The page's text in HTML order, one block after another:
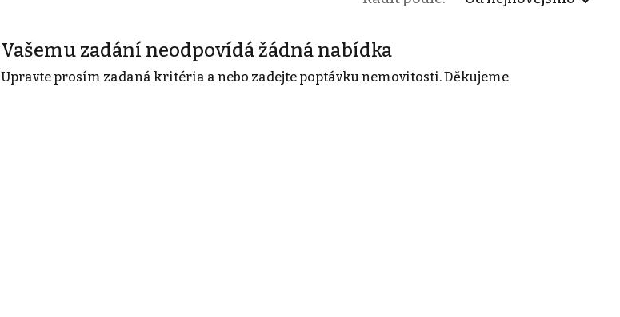
Vašemu zadání neodpovídá žádná nabídka
Upravte prosím zadaná kritéria a nebo zadejte poptávku nemovitosti. Děkujeme